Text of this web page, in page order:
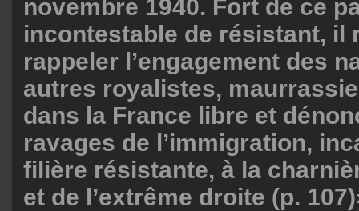
novembre 1940. Fort de ce
incontestable de résistant, il
rappeler l’engagement des
autres royalistes,
dans la France libre et
ravages de l’immigration,
filière résistante, à la
et de l’extrême droite (p.